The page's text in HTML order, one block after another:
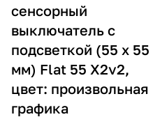
сенсорный
выключатель с
подсветкой (55 x 55
мм) Flat 55 X2v2,
цвет: произвольная
графика